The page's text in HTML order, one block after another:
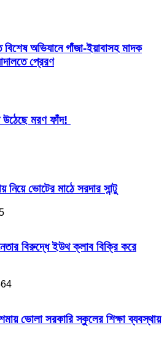
অভিযানে গাঁজা-ইয়াবাসহ মাদক
প্রেরণ
মরণ ফাঁদ!
নিয়ে ভোটের মাঠে সরদার সান্টু
বিরুদ্ধে ইউথ ক্লাব বিক্রি করে
ভোলা সরকারি স্কুলের শিক্ষা ব্যবস্থায়